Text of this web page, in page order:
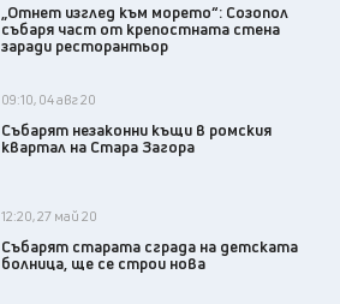
„Отнет изглед към морето“: Созопол
събаря част от крепостната стена
заради ресторантьор
09:10, 04 авг 20
Събарят незаконни къщи в ромския
квартал на Стара Загора
12:20, 27 май 20
Събарят старата сграда на детската
болница, ще се строи нова